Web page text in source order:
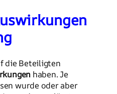
die Beteiligten
haben. Je
wurde oder aber